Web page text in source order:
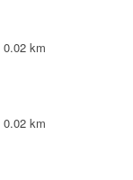
0.02 km
0.02 km